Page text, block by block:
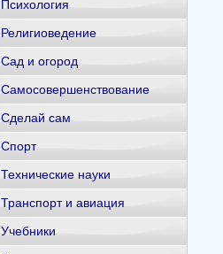
Психология
Религиоведение
Сад и огород
Самосовершенствование
Сделай сам
Спорт
Технические науки
Транспорт и авиация
Учебники